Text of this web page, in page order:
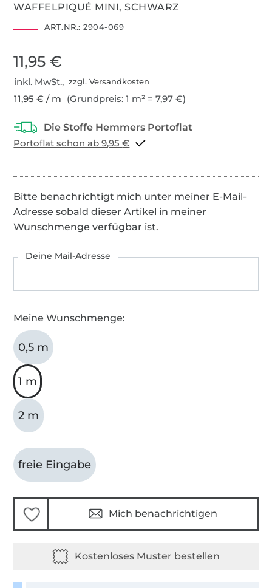
WAFFELPIQUÉ MINI, SCHWARZ
ART.NR.: 2904-069
11,95 €
inkl. MwSt.,zzgl. Versandkosten
11,95 € / m (Grundpreis: 1 m² = 7,97 €)
Portoflat schon ab 9,95 €
Bitte benachrichtigt mich unter meiner E-Mail-
Adresse sobald dieser Artikel in meiner
Wunschmenge verfügbar ist.
Deine Mail-Adresse
Meine Wunschmenge:
0,5 m
1 m
2 m
freie Eingabe
Mich benachrichtigen